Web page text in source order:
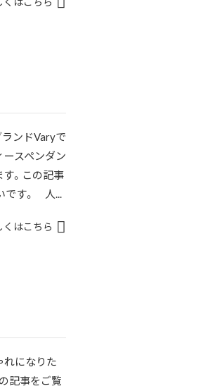
ンドVaryで
スペンダン
。この記事
です。 人...
くはこちら
れになりた
記事をご覧